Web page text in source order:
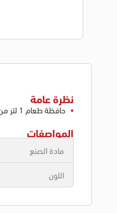
نظرة عامة
حافظة طعام 1 لتر من تيتز - شفاف، 9359
المواصفات
مادة الصنع
اللون